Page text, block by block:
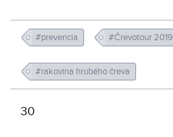
#prevencia #Črevotour 2019
#rakovina hrubého čreva
30